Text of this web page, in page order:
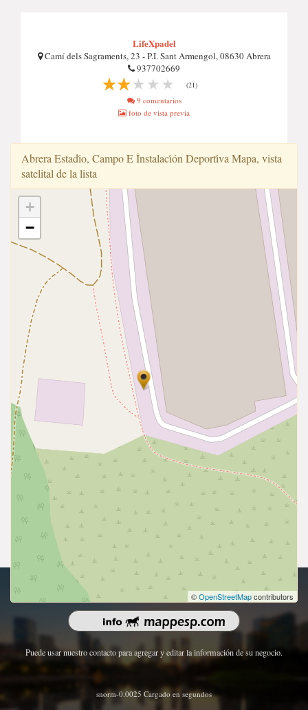
LifeXpadel
Camí dels Sagraments, 23 - P.I. Sant Armengol, 08630 Abrera
937702669
(21)
9 comentarios
foto de vista previa
Abrera Estadi̇o, Campo E İnstalaci̇ón Deporti̇va Mapa, vista
satelital de la lista
+
−
©OpenStreetMapcontributors
Derechos de autor 2026 | Todos los derechos reservados.
Puede usar nuestro contacto para agregar y editar la información de su negocio.
snorm-0.0025 Cargado en segundos